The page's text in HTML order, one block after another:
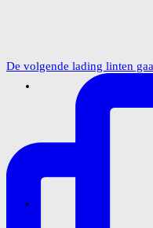
De volgende lading linten